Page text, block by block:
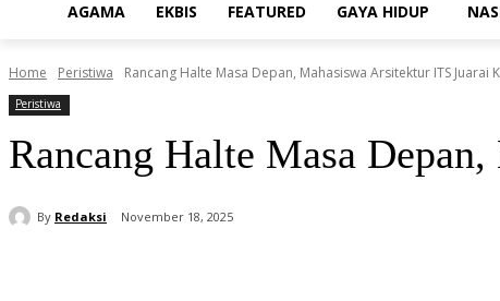
AGAMA EKBIS FEATURED GAYA HIDUP
Home Peristiwa Rancang Halte Masa Depan, Mahasiswa Arsitektur ITS Juarai
Peristiwa
Rancang Halte Masa
By Redaksi November 18, 2025